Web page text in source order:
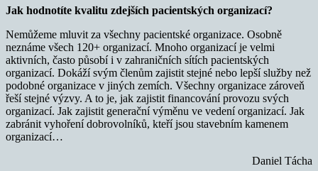
Jak hodnotíte kvalitu zdejších pacientských organizací?
Nemůžeme mluvit za všechny pacientské organizace. Osobně
neznáme všech 120+ organizací. Mnoho organizací je velmi
aktivních, často působí i v zahraničních sítích pacientských
organizací. Dokáží svým členům zajistit stejné nebo lepší služby než
podobné organizace v jiných zemích. Všechny organizace zároveň
řeší stejné výzvy. A to je, jak zajistit financování provozu svých
organizací. Jak zajistit generační výměnu ve vedení organizací. Jak
zabránit vyhoření dobrovolníků, kteří jsou stavebním kamenem
organizací…
Daniel Tácha